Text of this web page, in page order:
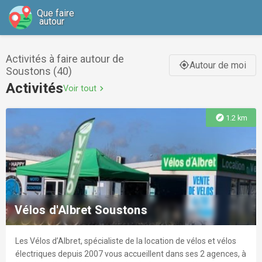
Que faire
autour
Activités à faire autour de
Soustons (40)
gps_fixedAutour de moi
ActivitésVoir tout chevron_right
explore 1.2 km
Vélos d'Albret Soustons
Les Vélos d’Albret, spécialiste de la location de vélos et vélos
électriques depuis 2007 vous accueillent dans ses 2 agences, à